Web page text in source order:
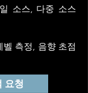
소스, 다중 소스
벨 측정, 음향 초점
요청